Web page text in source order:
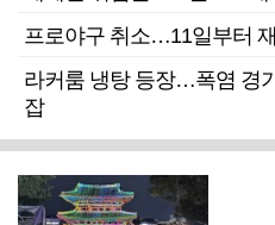
프로야구 취소…11일부터
라커룸 냉탕 등장…폭염 경
잡